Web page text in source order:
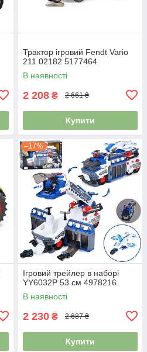
Трактор ігровий Fendt Vario
211 02182 5177464
В наявності
2 208 ₴ 2 661 ₴
Купити
–17%
Ігровий трейлер в наборі
YY6032P 53 см 4978216
В наявності
2 230 ₴ 2 687 ₴
Купити